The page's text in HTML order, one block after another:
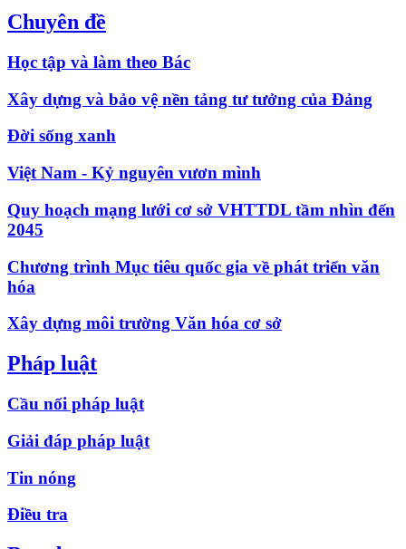
Chuyên đề
Học tập và làm theo Bác
Xây dựng và bảo vệ nền tảng tư tưởng của Đảng
Đời sống xanh
Việt Nam - Kỷ nguyên vươn mình
Quy hoạch mạng lưới cơ sở VHTTDL tầm nhìn đến
2045
Chương trình Mục tiêu quốc gia về phát triển văn
hóa
Xây dựng môi trường Văn hóa cơ sở
Pháp luật
Cầu nối pháp luật
Giải đáp pháp luật
Tin nóng
Điều tra